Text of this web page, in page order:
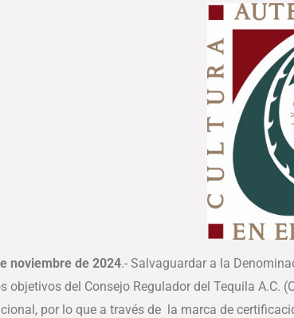
noviembre de 2024.- Salvaguardar a la
objetivos del Consejo Regulador del Tequila
por lo que a través de la marca de